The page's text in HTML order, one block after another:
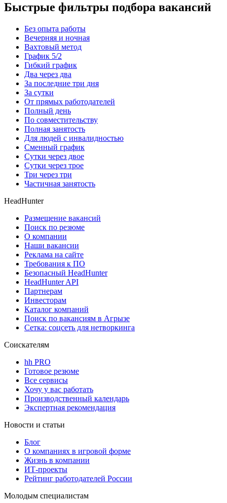
Быстрые фильтры подбора вакансий
Без опыта работы
Вечерняя и ночная
Вахтовый метод
График 5/2
Гибкий график
Два через два
За последние три дня
За сутки
От прямых работодателей
Полный день
По совместительству
Полная занятость
Для людей с инвалидностью
Сменный график
Сутки через двое
Сутки через трое
Три через три
Частичная занятость
HeadHunter
Размещение вакансий
Поиск по резюме
О компании
Наши вакансии
Реклама на сайте
Требования к ПО
Безопасный HeadHunter
HeadHunter API
Партнерам
Инвесторам
Каталог компаний
Поиск по вакансиям в Агрызе
Сетка: соцсеть для нетворкинга
Соискателям
hh PRO
Готовое резюме
Все сервисы
Хочу у вас работать
Производственный календарь
Экспертная рекомендация
Новости и статьи
Блог
О компаниях в игровой форме
Жизнь в компании
ИТ-проекты
Рейтинг работодателей России
Молодым специалистам